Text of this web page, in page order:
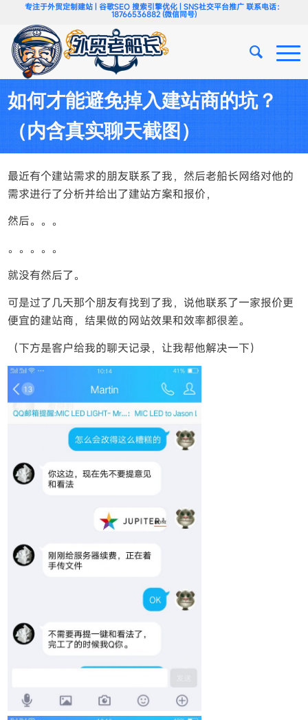
专注于外贸定制建站 | 谷歌SEO 搜索引擎优化 | SNS社交平台推广 联系电话：
18766536882 (微信同号)
如何才能避免掉入建站商的坑？
（内含真实聊天截图）
最近有个建站需求的朋友联系了我，然后老船长网络对他的
需求进行了分析并给出了建站方案和报价，
然后。。。
。。。。。
就没有然后了。
可是过了几天那个朋友有找到了我，说他联系了一家报价更
便宜的建站商，结果做的网站效果和效率都很差。
（下方是客户给我的聊天记录，让我帮他解决一下）